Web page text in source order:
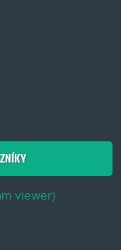
viewer)